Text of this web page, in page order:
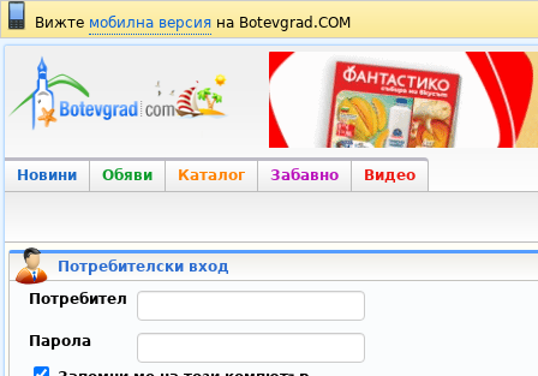
Вижте мобилна версия на Botevgrad.COM
Новини Обяви Каталог Забавно Видео
Потребителски вход
Потребител
Парола